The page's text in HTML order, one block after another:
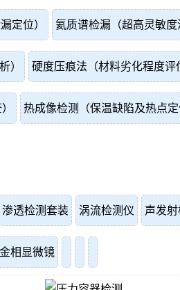
定位） 氦质谱检漏（超高灵敏度
） 硬度压痕法（材料劣化程度评
热成像检测（保温缺陷及热点定
渗透检测套装 涡流检测仪 声发
金相显微镜